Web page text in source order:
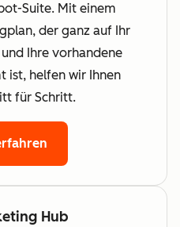
Suite. Mit einem
der ganz auf Ihr
Ihre vorhandene
ist, helfen wir Ihnen
für Schritt.
Hub